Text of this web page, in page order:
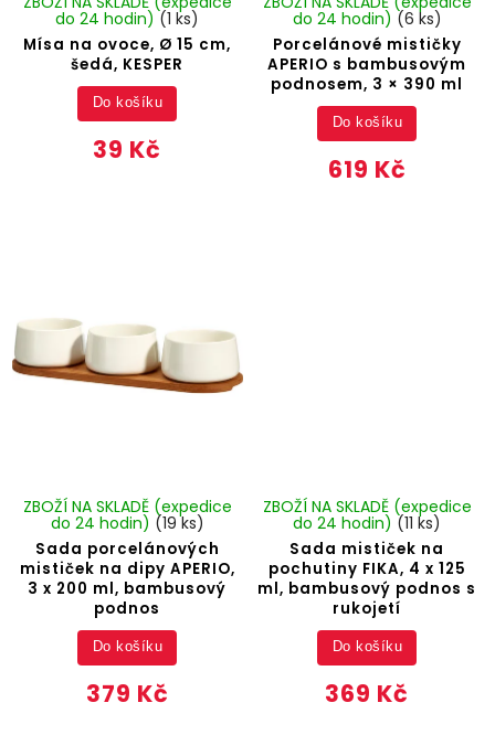
Mísa na ovoce, Ø 15 cm,
šedá, KESPER
do 24 hodin)(1 ks)
39 Kč
Do košíku
Porcelánové mističky
APERIO s bambusovým
podnosem, 3 × 390 ml
do 24 hodin) (6 ks)
619 Kč
Do košíku
Sada porcelánových
mističek na dipy APERIO,
3 x 200 ml, bambusový
podnos
ZBOŽÍ NA SKLADĚ (expedice
do 24 hodin) (19 ks)
379 Kč
Do košíku
Sada mističek na
pochutiny FIKA, 4 x 125
ml, bambusový podnos s
rukojetí
ZBOŽÍ NA SKLADĚ (expedice
do 24 hodin) (11 ks)
369 Kč
Do košíku